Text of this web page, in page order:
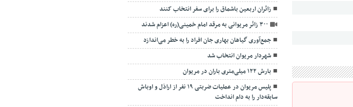
زائران اربعین باشماق را برای سفر انتخاب کنند
۳۰۰ زائر مریوانی به مرقد امام خمینی(ره) اعزام شدند
جمع‌آوری گیاهان بهاری جان افراد را به خطر می‌اندازد
شهردار مریوان انتخاب شد
بارش ۱۲۲ میلی‌متری باران در مریوان
پلیس مریوان در عملیات ضربتی ۱۹ نفر از اراذل و اوباش
سابقه‌دار را به دام انداخت